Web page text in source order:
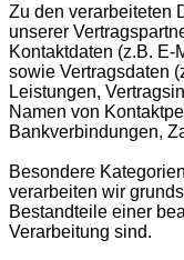
Zu den verarbeiteten
unserer
Kontaktdaten (z.B. E-
sowie Vertragsdaten
Leistungen,
Namen von
Bankverbindungen,
Besondere
verarbeiten wir
Bestandteile einer
Verarbeitung sind.